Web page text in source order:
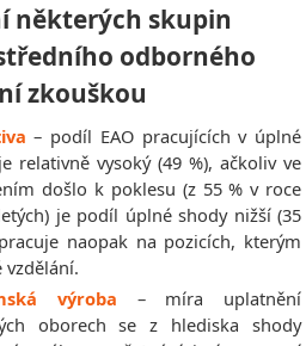
některých skupin
odborného
zkouškou
– podíl EAO pracujících v úplné
relativně vysoký (49 %), ačkoliv ve
došlo k poklesu (z 55 % v roce
je podíl úplné shody nižší (35
naopak na pozicích, kterým
vzdělání.
výroba – míra uplatnění
oborech se z hlediska shody